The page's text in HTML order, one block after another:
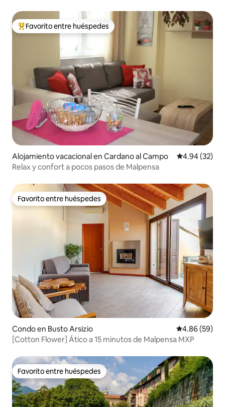
Favorito entre huéspedes preferido
Favorito entre huéspedes
Alojamiento vacacional en Cardano al Campo Calificación
4.94 (32)
Relax y confort a pocos pasos de Malpensa
Favorito entre huéspedes
Favorito entre huéspedes
Condo en Busto Arsizio Calificación
4.86 (59)
[Cotton Flower] Ático a 15 minutos de Malpensa MXP
Favorito entre huéspedes
Favorito entre huéspedes